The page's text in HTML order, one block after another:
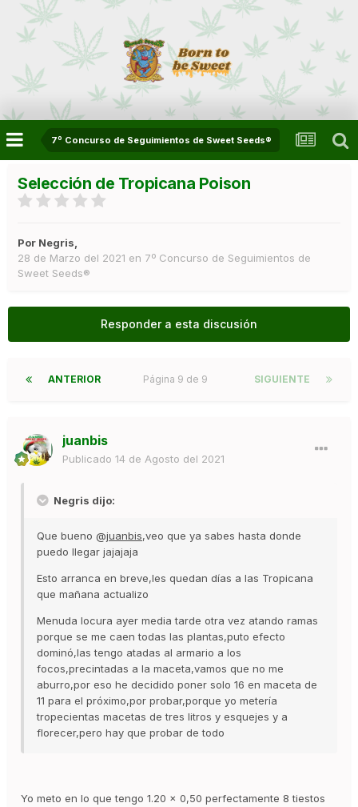
7º Concurso de Seguimientos de Sweet Seeds®
Selección de Tropicana Poison
Por Negris,
28 de Marzo del 2021 en 7º Concurso de Seguimientos de
Sweet Seeds®
Responder a esta discusión
ANTERIOR SIGUIENTE
Página 9 de 9
juanbis
Publicado 14 de Agosto del 2021
Negris dijo:
Que bueno @juanbis,veo que ya sabes hasta donde
puedo llegar jajajaja
Esto arranca en breve,les quedan días a las Tropicana
que mañana actualizo
Menuda locura ayer media tarde otra vez atando ramas
porque se me caen todas las plantas,puto efecto
dominó,las tengo atadas al armario a los
focos,precintadas a la maceta,vamos que no me
aburro,por eso he decidido poner solo 16 en maceta de
11 para el próximo,por probar,porque yo metería
tropecientas macetas de tres litros y esquejes y a
florecer,pero hay que probar de todo
Yo meto en lo que tengo 1.20 x 0,50 perfectamente 8 tiestos